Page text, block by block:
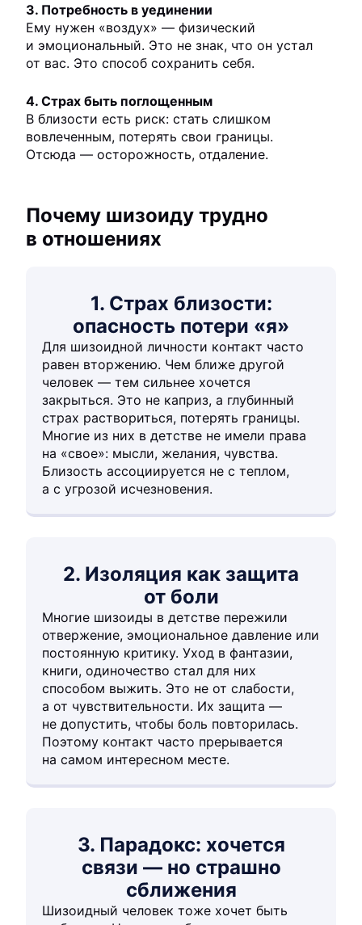
3. Потребность в уединении
Ему нужен «воздух» — физический
и эмоциональный. Это не знак, что он устал
от вас. Это способ сохранить себя.
4. Страх быть поглощенным
В близости есть риск: стать слишком
вовлеченным, потерять свои границы.
Отсюда — осторожность, отдаление.
Почему шизоиду трудно
в отношениях
1. Страх близости:
опасность потери «я»
Для шизоидной личности контакт часто
равен вторжению. Чем ближе другой
человек — тем сильнее хочется
закрыться. Это не каприз, а глубинный
страх раствориться, потерять границы.
Многие из них в детстве не имели права
на «свое»: мысли, желания, чувства.
Близость ассоциируется не с теплом,
а с угрозой исчезновения.
2. Изоляция как защита
от боли
Многие шизоиды в детстве пережили
отвержение, эмоциональное давление или
постоянную критику. Уход в фантазии,
книги, одиночество стал для них
способом выжить. Это не от слабости,
а от чувствительности. Их защита —
не допустить, чтобы боль повторилась.
Поэтому контакт часто прерывается
на самом интересном месте.
3. Парадокс: хочется
связи — но страшно
сближения
Шизоидный человек тоже хочет быть